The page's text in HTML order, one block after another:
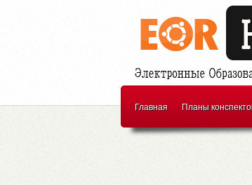
Главная Планы